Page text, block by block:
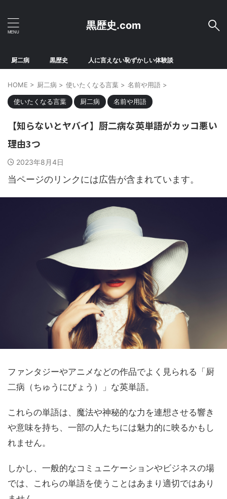
黒歴史.com
厨二病 黒歴史 人に言えない恥ずかしい体験談
HOME > 厨二病 > 使いたくなる言葉 > 名前や用語 >
使いたくなる言葉 厨二病 名前や用語
【知らないとヤバイ】厨二病な英単語がカッコ悪い
理由3つ
2023年8月4日
当ページのリンクには広告が含まれています。
ファンタジーやアニメなどの作品でよく見られる「厨
二病（ちゅうにびょう）」な英単語。
これらの単語は、魔法や神秘的な力を連想させる響き
や意味を持ち、一部の人たちには魅力的に映るかもし
れません。
しかし、一般的なコミュニケーションやビジネスの場
では、これらの単語を使うことはあまり適切ではあり